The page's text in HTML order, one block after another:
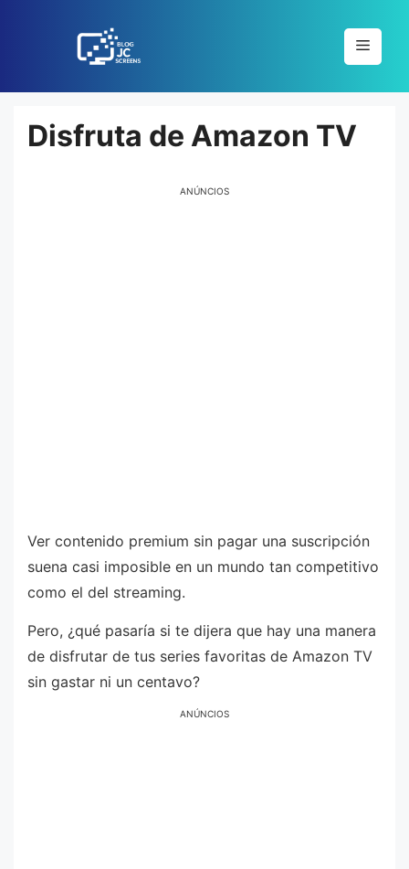
Menu
Disfruta de Amazon TV
ANÚNCIOS
Ver contenido premium sin pagar una suscripción
suena casi imposible en un mundo tan competitivo
como el del streaming.
Pero, ¿qué pasaría si te dijera que hay una manera
de disfrutar de tus series favoritas de Amazon TV
sin gastar ni un centavo?
ANÚNCIOS